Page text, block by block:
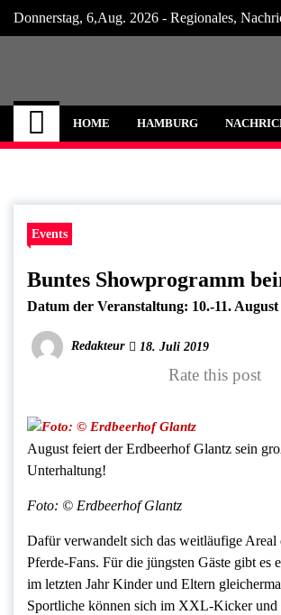
Skip
Donnerstag, 6,Aug. 2026 - Regionales,
Hamburg
Neuigkeiten und Nachrichten
HOME HAMBURG
Events
Buntes Showprogramm
Datum der Veranstaltung: 10.-11. August
Redakteur 18. Juli 2019
Rate this post
August feiert der Erdbeerhof Glantz sein
Unterhaltung!
Foto: © Erdbeerhof Glantz
Dafür verwandelt sich das weitläufige
Pferde-Fans. Für die jüngsten Gäste gibt
im letzten Jahr Kinder und Eltern
Sportliche können sich im XXL-Kicker und